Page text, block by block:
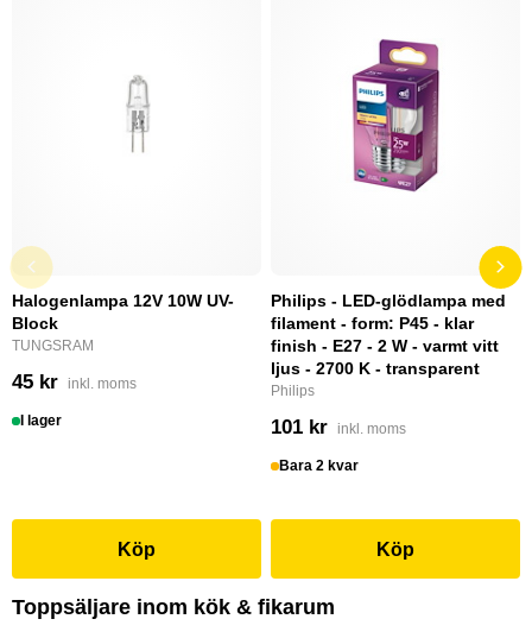
Halogenlampa 12V 10W UV-
Block
TUNGSRAM
45 kr inkl. moms
I lager
Köp
Philips - LED-glödlampa med
filament - form: P45 - klar
finish - E27 - 2 W - varmt vitt
ljus - 2700 K - transparent
Philips
101 kr inkl. moms
Bara 2 kvar
Köp
Toppsäljare inom kök & fikarum